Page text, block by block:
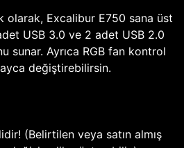
olarak, Excalibur E750 sana üst
USB 3.0 ve 2 adet USB 2.0
sunar. Ayrıca RGB fan kontrol
değiştirebilirsin.
(Belirtilen veya satın almış